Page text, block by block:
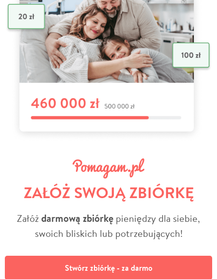
ZAŁÓŻ SWOJĄ ZBIÓRKĘ
Załóżdarmową zbiórkę pieniędzy dla siebie,
swoich bliskich lub potrzebujących!
Stwórz zbiórkę - za darmo